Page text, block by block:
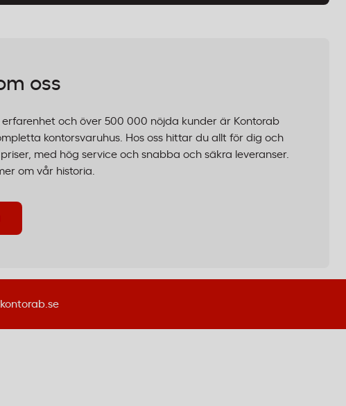
oss
och över 500 000 nöjda kunder är Kontorab
kontorsvaruhus. Hos oss hittar du allt för dig och
med hög service och snabba och säkra leveranser.
om vår historia.